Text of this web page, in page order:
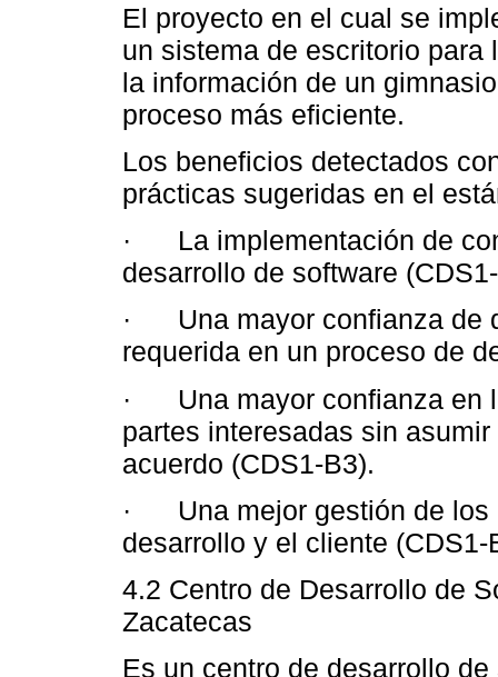
El proyecto en el cual se
un sistema de escritorio
la información de un
proceso más eficiente.
Los beneficios detectados
prácticas sugeridas en el
· La implementación de
desarrollo de software
· Una mayor confianza de
requerida en un proceso de
· Una mayor confianza en
partes interesadas sin
acuerdo (CDS1-B3).
· Una mejor gestión de los
desarrollo y el cliente (CDS1-
4.2 Centro de Desarrollo de
Zacatecas
Es un centro de desarrollo